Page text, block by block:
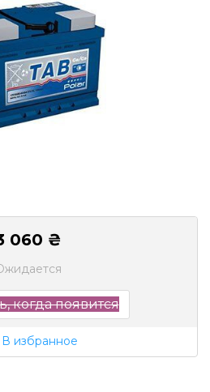
060 ₴
когда появится
В избранное